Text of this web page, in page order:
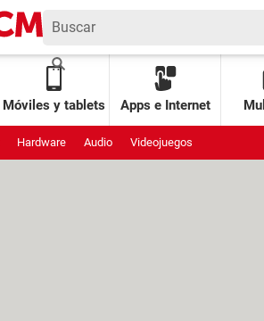
Móviles y tablets Apps e Internet
Hardware Audio Videojuegos